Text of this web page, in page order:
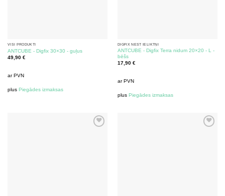
VISI PRODUKTI
ANTCUBE - Digfix 30×30 - guļus
49,90 €
ar PVN
plus Piegādes izmaksas
DIGFIX NEST IELIKTŅI
ANTCUBE - Digfix Terra nidum 20×20 - L -
bēšs
17,90 €
ar PVN
plus Piegādes izmaksas